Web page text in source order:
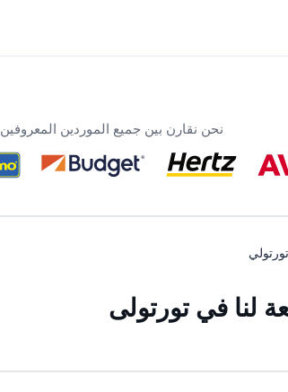
نحن نقارن بين جميع الموردين المعروفين
لنا في تورتولی